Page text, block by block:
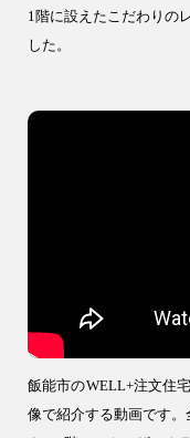
1階に設えたこだわりの
した。
飯能市のWELL+注文住
像で紹介する動画です